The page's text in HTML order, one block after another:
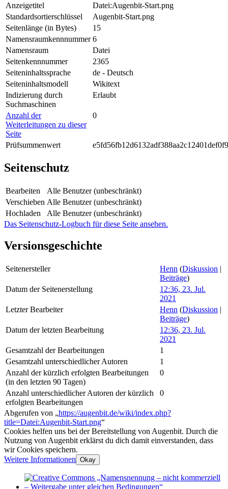
Anzeigetitel
Datei:Augenbit-Start.png
Standardsortierschlüssel
Augenbit-Start.png
Seitenlänge (in Bytes)
15
Namensraumkennnummer 6
Namensraum
Datei
Seitenkennnummer
2365
Seiteninhaltssprache
de - Deutsch
Seiteninhaltsmodell
Wikitext
Indizierung durch
Suchmaschinen
Erlaubt
Anzahl der
Weiterleitungen zu dieser
Seite
0
Prüfsummenwert
Seitenschutz
Bearbeiten
Alle Benutzer (unbeschränkt)
Verschieben Alle Benutzer (unbeschränkt)
Hochladen
Alle Benutzer (unbeschränkt)
Das Seitenschutz-Logbuch für diese Seite ansehen.
Versionsgeschichte
Seitenersteller Henn (Diskussion |
Beiträge)
Datum der Seitenerstellung
12:36, 23. Jul.
2021
Letzter Bearbeiter
Henn (Diskussion |
Beiträge)
Datum der letzten Bearbeitung
12:36, 23. Jul.
2021
Gesamtzahl der Bearbeitungen
1
Gesamtzahl unterschiedlicher Autoren
1
Anzahl der kürzlich erfolgten Bearbeitungen
(in den letzten 90 Tagen)
0
Anzahl unterschiedlicher Autoren der kürzlich
erfolgten Bearbeitungen
0
Abgerufen von „https://augenbit.de/wiki/index.php?
title=Datei:Augenbit-Start.png“
Cookies helfen uns bei der Bereitstellung von Augenbit. Durch die
Nutzung von Augenbit erklärst du dich damit einverstanden, dass
wir Cookies speichern.
Weitere Informationen Okay